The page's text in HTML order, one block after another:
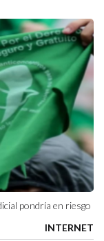
pondría en riesgo
INTERNET